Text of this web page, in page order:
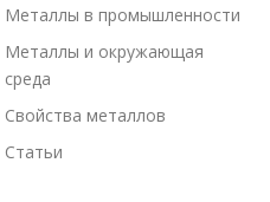
Металлы в промышленности
Металлы и окружающая
среда
Свойства металлов
Статьи